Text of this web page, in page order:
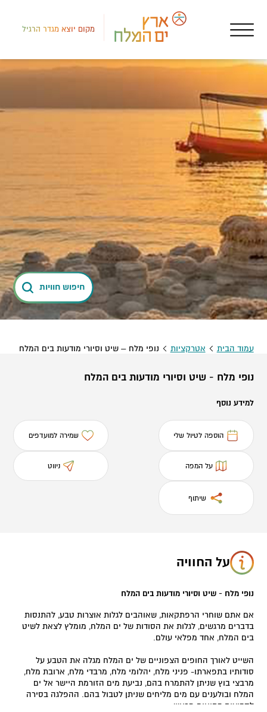
מקום יוצא מגדר הרגיל
חיפוש חוויות
עמוד הבית אטרקציות נופי מלח – שיט וסיורי מודעות בים המלח
נופי מלח - שיט וסיורי מודעות בים המלח
למידע נוסף
הוספה לטיול שלי שמירה למועדפים
על המפה ניווט
שיתוף
על החוויה
נופי מלח - שיט וסיורי מודעות בים המלח
אם אתם שוחרי הרפתקאות, שאוהבים לגלות אוצרות טבע, להתנסות
בדברים מרגשים, לגלות את הסודות של ים המלח, מומלץ לצאת לשיט
בים המלח, אחד מפלאי עולם.
השייט לאורך החופים הצפוניים של ים המלח מגלה את הטבע על
סודותיו בתפארתו- פניני מלח, יהלומי מלח, מרבדי מלח, ארובת מלח,
מרבצי בוץ שניתן להתמרח בהם, נביעת מים הזורמת היישר אל ים
המלח ובולענים עם מים מליחים שניתן לטבול בהם. ההפלגה בסירה
לקבוצות בתיאום מראש.